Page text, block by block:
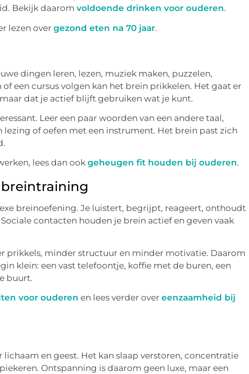
Bekijk daarom voldoende drinken voor ouderen.
lezen over gezond eten na 70 jaar.
dingen leren, lezen, muziek maken, puzzelen,
een cursus volgen kan het brein prikkelen. Het gaat er
dat je actief blijft gebruiken wat je kunt.
Leer een paar woorden van een andere taal,
lezing of oefen met een instrument. Het brein past zich
lees dan ook geheugen fit houden bij ouderen.
breinoefening. Je luistert, begrijpt, reageert, onthoudt
contacten houden je brein actief en geven vaak
prikkels, minder structuur en minder motivatie. Daarom
klein: een vast telefoontje, koffie met de buren, een
buurt.
voor ouderen en lees verder over eenzaamheid bij
en geest. Het kan slaap verstoren, concentratie
Ontspanning is daarom geen luxe, maar een